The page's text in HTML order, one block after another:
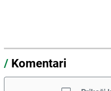
/ Komentari